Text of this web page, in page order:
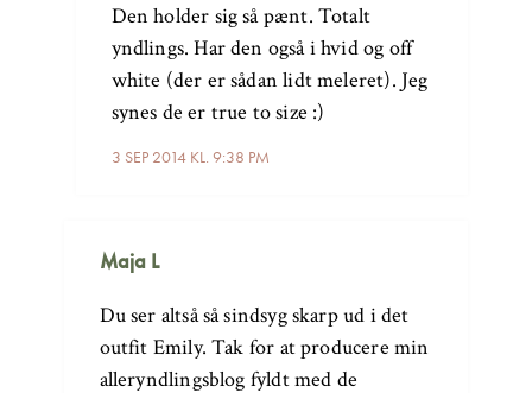
3 SEP 2014 KL. 9:38 PM
Den holder sig så pænt. Totalt
yndlings. Har den også i hvid og off
white (der er sådan lidt meleret). Jeg
synes de er true to size :)
Maja L
Du ser altså så sindsyg skarp ud i det
outfit Emily. Tak for at producere min
alleryndlingsblog fyldt med de